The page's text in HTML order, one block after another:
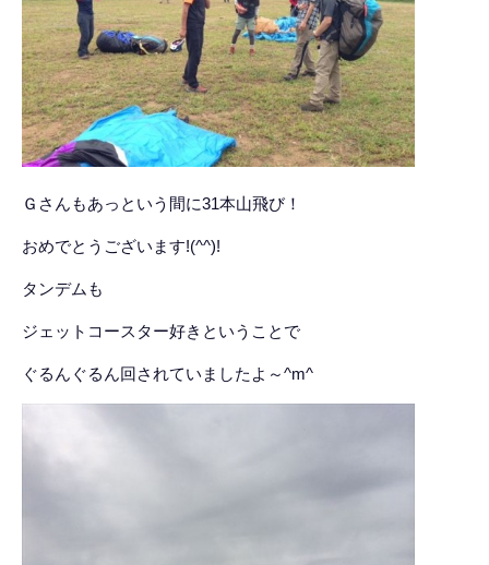
Ｇさんもあっという間に31本山飛び！
おめでとうございます!(^^)!
タンデムも
ジェットコースター好きということで
ぐるんぐるん回されていましたよ～^m^